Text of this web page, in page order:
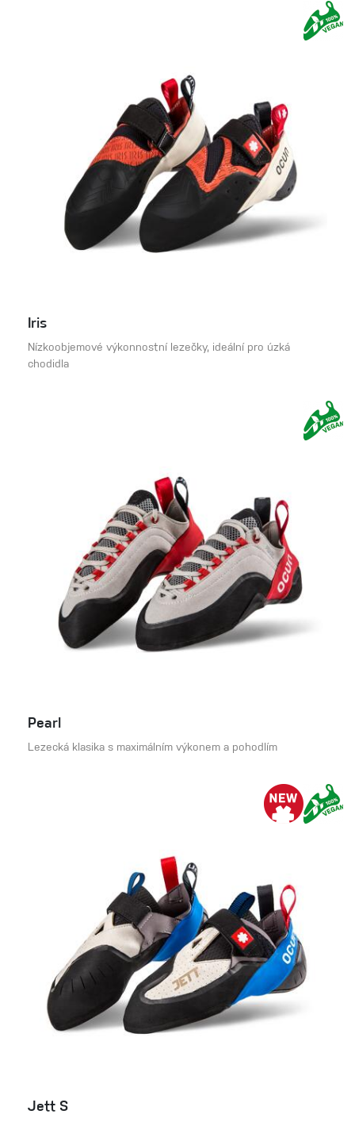
Iris
Nízkoobjemové výkonnostní lezečky, ideální pro úzká
chodidla
Pearl
Lezecká klasika s maximálním výkonem a pohodlím
Jett S